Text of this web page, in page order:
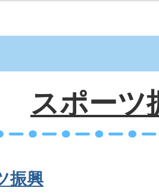
スポーツ
振興